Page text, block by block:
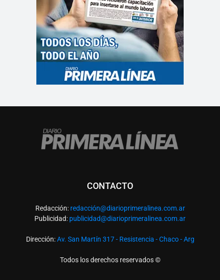
CONTACTO
Redacción: redacción@diarioprimeralinea.com.ar
Publicidad: publicidad@diarioprimeralinea.com.ar
Dirección:Av. San Martín 317 - Resistencia - Chaco - Arg
Todos los derechos reservados ©